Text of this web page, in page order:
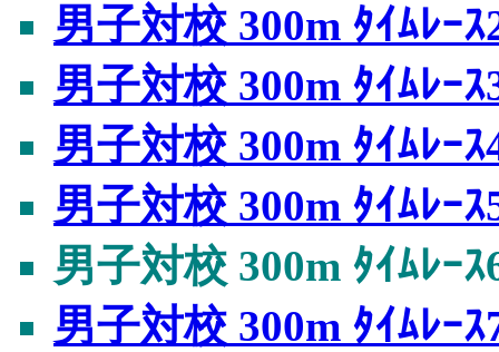
男子対校 300m ﾀｲﾑﾚｰｽ
男子対校 300m ﾀｲﾑﾚｰｽ
男子対校 300m ﾀｲﾑﾚｰｽ
男子対校 300m ﾀｲﾑﾚｰｽ
男子対校 300m ﾀｲﾑﾚｰｽ
男子対校 300m ﾀｲﾑﾚｰｽ